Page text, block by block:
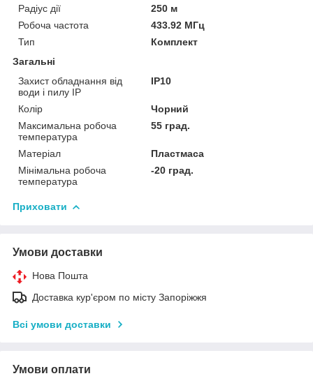
Радіус дії
250 м
Робоча частота
433.92 МГц
Тип
Комплект
Загальні
Захист обладнання від
води і пилу IP
IP10
Колір
Чорний
Максимальна робоча
температура
55 град.
Матеріал
Пластмаса
Мінімальна робоча
температура
-20 град.
Приховати
Умови доставки
Нова Пошта
Доставка кур'єром по місту Запоріжжя
Всі умови доставки
Умови оплати